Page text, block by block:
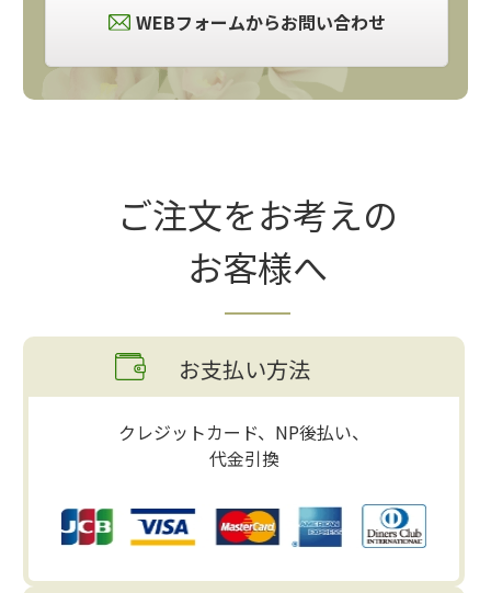
WEBフォームからお問い合わせ
ご注文をお考えの
お客様へ
お支払い方法
クレジットカード、NP後払い、
代金引換